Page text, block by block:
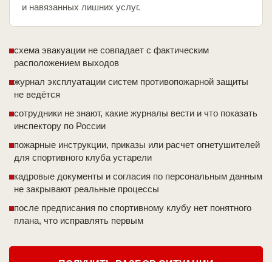
и навязанных лишних услуг.
схема эвакуации не совпадает с фактическим
расположением выходов
журнал эксплуатации систем противопожарной защиты
не ведётся
сотрудники не знают, какие журналы вести и что показать
инспектору по России
пожарные инструкции, приказы или расчет огнетушителей
для спортивного клуба устарели
кадровые документы и согласия по персональным данным
не закрывают реальные процессы
после предписания по спортивному клубу нет понятного
плана, что исправлять первым